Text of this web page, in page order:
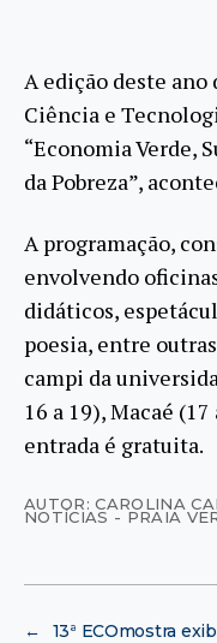
A edição deste ano
Ciência e
“Economia Verde,
da Pobreza”,
A programação,
envolvendo
didáticos,
poesia, entre
campi da
16 a 19), Macaé
entrada é gratuita.
AUTOR: CAROLINA
NOTÍCIAS - PRAIA
←
13ª ECOmostra